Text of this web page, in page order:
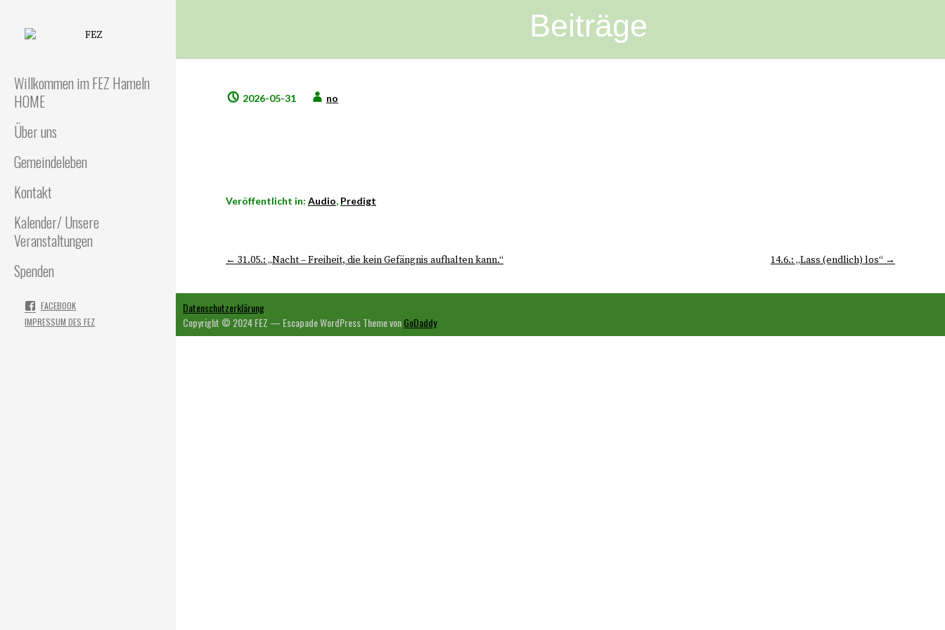
Willkommen im FEZ Hameln
HOME
Über uns
Gemeindeleben
Kontakt
Kalender/ Unsere
Veranstaltungen
Spenden
FACEBOOK
IMPRESSUM DES FEZ
Beiträge
2026-05-31 no
Veröffentlicht in: Audio, Predigt
← 31.05.: „Nacht – Freiheit, die kein Gefängnis aufhalten kann.“ 14.6.: „Lass (endlich) los“ →
Datenschutzerklärung
Copyright © 2024 FEZ — Escapade WordPress Theme vonGoDaddy